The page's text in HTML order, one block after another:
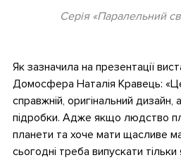
Серія «Паралельний
Як зазначила на презентації
Домосфера Наталія Кравець:
справжній, оригінальний
підробки. Адже якщо людство
планети та хоче мати щасливе
сьогодні треба випускати тільки